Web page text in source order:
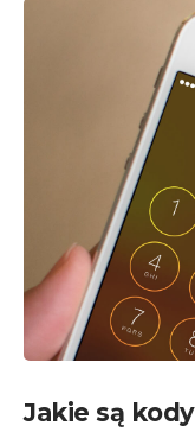
Jakie są